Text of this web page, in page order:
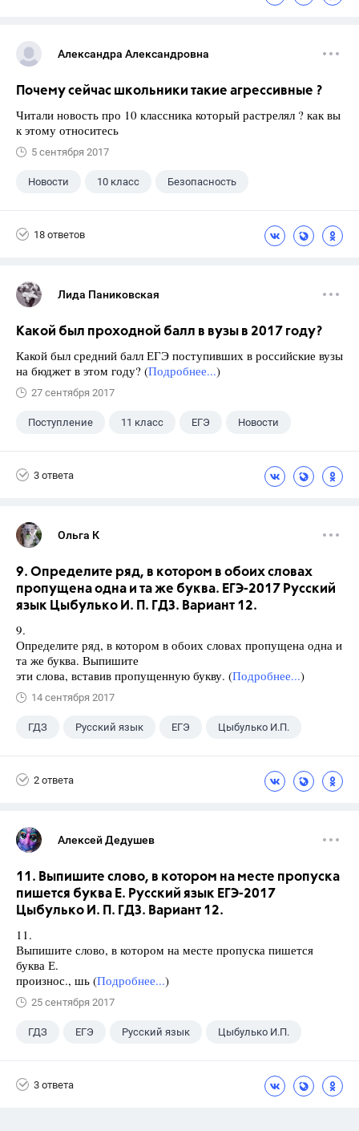
Александра Александровна
Почему сейчас школьники такие агрессивные ?
Читали новость про 10 классника который растрелял ? как вы
к этому относитесь
5 сентября 2017
Новости 10 класс Безопасность
18 ответов
Лида Паниковская
Какой был проходной балл в вузы в 2017 году?
Какой был средний балл ЕГЭ поступивших в российские вузы
на бюджет в этом году? (Подробнее...)
27 сентября 2017
Поступление 11 класс ЕГЭ Новости
3 ответа
Ольга К
9. Определите ряд, в котором в обоих словах
пропущена одна и та же буква. ЕГЭ-2017 Русский
язык Цыбулько И. П. ГДЗ. Вариант 12.
9.
Определите ряд, в котором в обоих словах пропущена одна и
та же буква. Выпишите
эти слова, вставив пропущенную букву. (Подробнее...)
14 сентября 2017
ГДЗ Русский язык ЕГЭ Цыбулько И.П.
2 ответа
Алексей Дедушев
11. Выпишите слово, в котором на месте пропуска
пишется буква Е. Русский язык ЕГЭ-2017
Цыбулько И. П. ГДЗ. Вариант 12.
11.
Выпишите слово, в котором на месте пропуска пишется
буква Е.
произнос., шь (Подробнее...)
25 сентября 2017
ГДЗ ЕГЭ Русский язык Цыбулько И.П.
3 ответа